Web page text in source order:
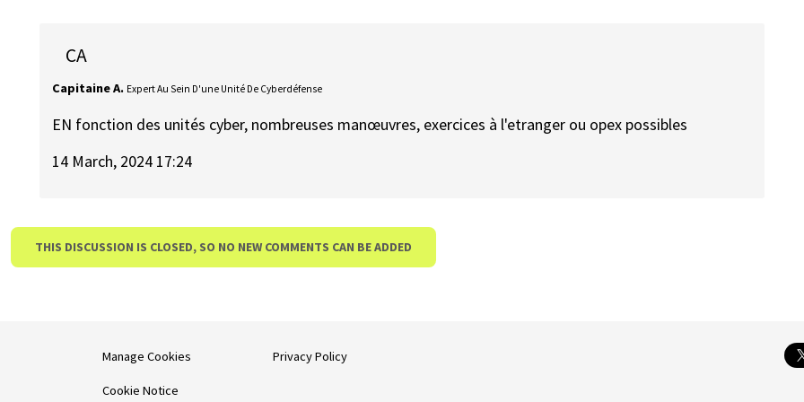
CA
Capitaine A. Expert Au Sein D'une Unité De Cyberdéfense
EN fonction des unités cyber, nombreuses manœuvres, exercices à l'etranger ou opex possibles
14 March, 2024 17:24
THIS DISCUSSION IS CLOSED, SO NO NEW COMMENTS CAN BE ADDED
Manage Cookies
Cookie Notice
Privacy Policy